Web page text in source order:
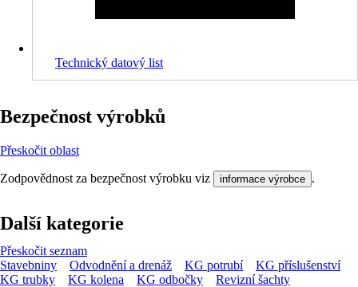
Technický datový list
Bezpečnost výrobků
Přeskočit oblast
Zodpovědnost za bezpečnost výrobku viz informace výrobce .
Další kategorie
Přeskočit seznam
Stavebniny
Odvodnění a drenáž KG potrubí
KG příslušenství
KG trubky
KG kolena KG odbočky Revizní šachty